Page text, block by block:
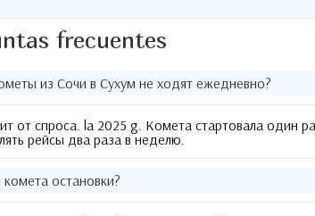
frecuentes
из Сочи в Сухум не ходят ежедневно?
от спроса . la 2025 g. Комета стартовала один
рейсы два раза в неделю
комета остановки?